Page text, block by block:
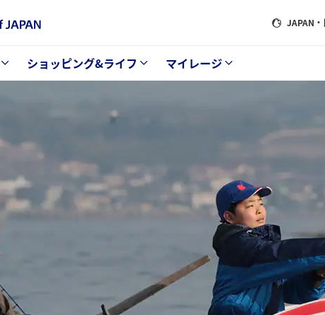
JAPAN
ショッピング&ライフ マイレージ